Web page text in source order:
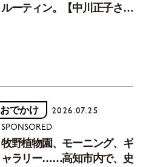
ルーティン。【中川正子さん
おでかけ 2026.07.25
SPONSORED
牧野植物園、モーニング、ギ
ャラリー……高知市内で、史